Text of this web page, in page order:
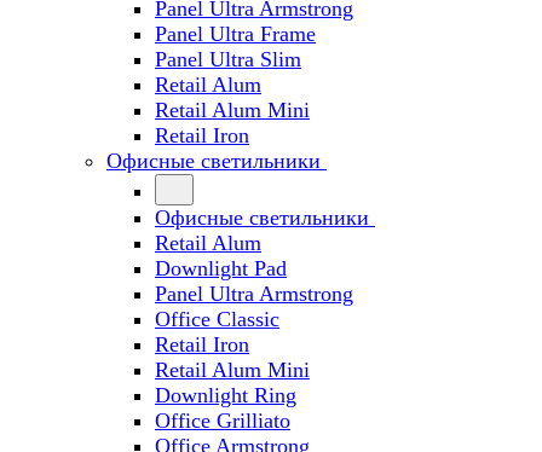
Panel Ultra Armstrong
Panel Ultra Frame
Panel Ultra Slim
Retail Alum
Retail Alum Mini
Retail Iron
Офисные светильники
Офисные светильники
Retail Alum
Downlight Pad
Panel Ultra Armstrong
Office Classic
Retail Iron
Retail Alum Mini
Downlight Ring
Office Grilliato
Office Armstrong